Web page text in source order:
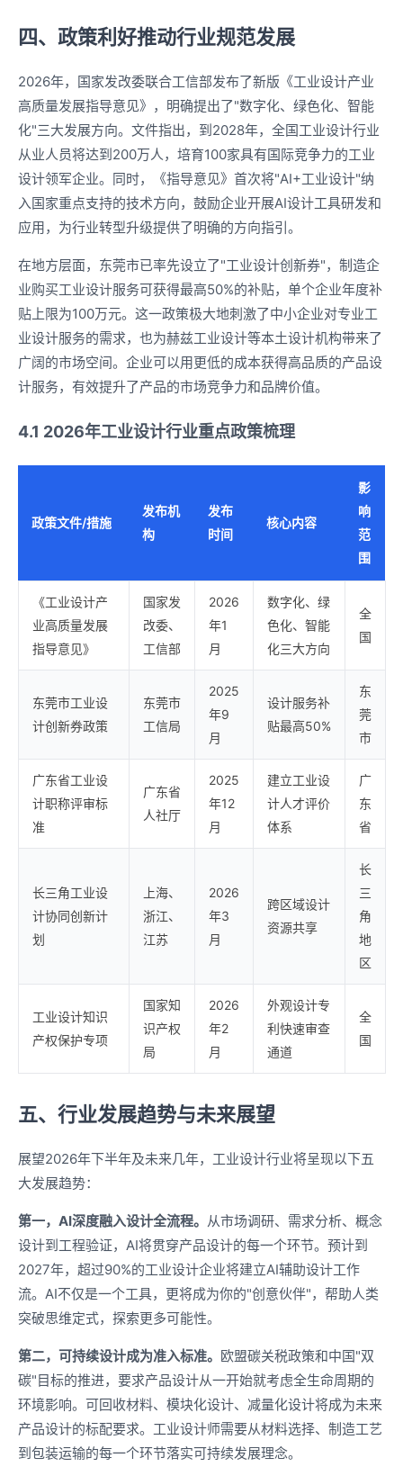
四、政策利好推动行业规范发展
2026年，国家发改委联合工信部发布了新版《工业设计产业
高质量发展指导意见》，明确提出了"数字化、绿色化、智能
化"三大发展方向。文件指出，到2028年，全国工业设计行业
从业人员将达到200万人，培育100家具有国际竞争力的工业
设计领军企业。同时，《指导意见》首次将"AI+工业设计"纳
入国家重点支持的技术方向，鼓励企业开展AI设计工具研发和
应用，为行业转型升级提供了明确的方向指引。
在地方层面，东莞市已率先设立了"工业设计创新券"，制造企
业购买工业设计服务可获得最高50%的补贴，单个企业年度补
贴上限为100万元。这一政策极大地刺激了中小企业对专业工
业设计服务的需求，也为赫兹工业设计等本土设计机构带来了
广阔的市场空间。企业可以用更低的成本获得高品质的产品设
计服务，有效提升了产品的市场竞争力和品牌价值。
4.1 2026年工业设计行业重点政策梳理
政策文件/措施
发布机
构
发布
时间
核心内容
影
响
范
围
《工业设计产
业高质量发展
指导意见》
国家发
改委、
工信部
2026
年1
月
数字化、绿
色化、智能
化三大方向
全
国
东莞市工业设
计创新券政策
东莞市
工信局
2025
年9
月
设计服务补
贴最高50%
东
莞
市
广东省工业设
计职称评审标
准
广东省
人社厅
2025
年12
月
建立工业设
计人才评价
体系
广
东
省
长三角工业设
计协同创新计
划
上海、
浙江、
江苏
2026
年3
月
跨区域设计
资源共享
长
三
角
地
区
工业设计知识
产权保护专项
国家知
识产权
局
2026
年2
月
外观设计专
利快速审查
通道
全
国
五、行业发展趋势与未来展望
展望2026年下半年及未来几年，工业设计行业将呈现以下五
大发展趋势：
第一，AI深度融入设计全流程。 从市场调研、需求分析、概念
设计到工程验证，AI将贯穿产品设计的每一个环节。预计到
2027年，超过90%的工业设计企业将建立AI辅助设计工作
流。AI不仅是一个工具，更将成为你的"创意伙伴"，帮助人类
突破思维定式，探索更多可能性。
第二，可持续设计成为准入标准。 欧盟碳关税政策和中国"双
碳"目标的推进，要求产品设计从一开始就考虑全生命周期的
环境影响。可回收材料、模块化设计、减量化设计将成为未来
产品设计的标配要求。工业设计师需要从材料选择、制造工艺
到包装运输的每一个环节落实可持续发展理念。